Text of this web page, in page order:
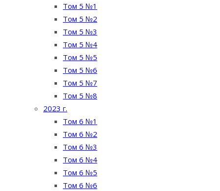
Том 5 №1
Том 5 №2
Том 5 №3
Том 5 №4
Том 5 №5
Том 5 №6
Том 5 №7
Том 5 №8
2023 г.
Том 6 №1
Том 6 №2
Том 6 №3
Том 6 №4
Том 6 №5
Том 6 №6